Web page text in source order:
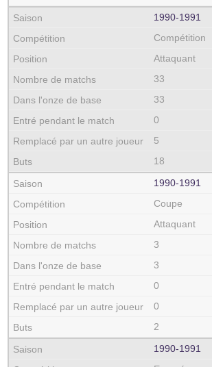
1990‑1991
Compétition
Attaquant
33
33
0
5
18
1990‑1991
Coupe
Attaquant
3
3
0
0
2
1990‑1991